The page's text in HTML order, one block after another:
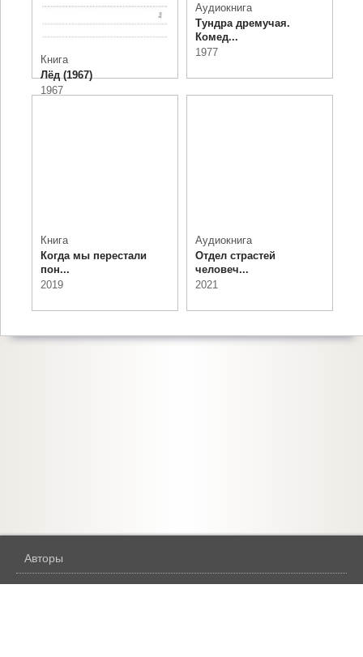
Книга
Лёд (1967)
1967
Аудиокнига
Тундра дремучая.
Комед...
1977
Книга
Когда мы перестали
пон...
2019
Аудиокнига
Отдел страстей
человеч...
2021
Авторы